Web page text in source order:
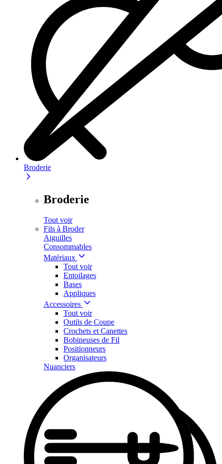
Broderie
Broderie
Tout voir
Fils à Broder
Aiguilles
Consommables
Matériaux
Tout voir
Entoilages
Bases
Appliques
Accessoires
Tout voir
Outils de Coupe
Crochets et Canettes
Bobineuses de Fil
Positionneurs
Organisateurs
Nuanciers